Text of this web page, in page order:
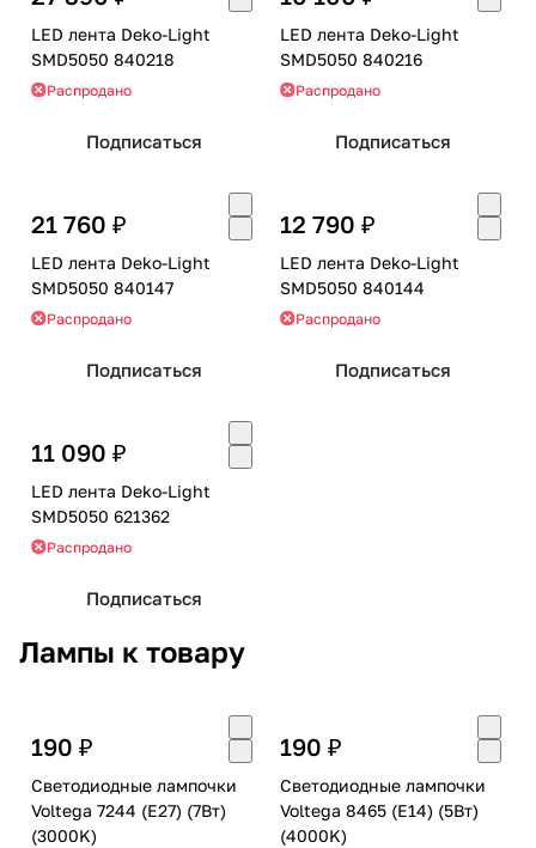
LED лента Deko-Light
SMD5050 840218
Распродано
Подписаться
LED лента Deko-Light
SMD5050 840216
Распродано
Подписаться
21 760 ₽
LED лента Deko-Light
SMD5050 840147
Распродано
Подписаться
12 790 ₽
LED лента Deko-Light
SMD5050 840144
Распродано
Подписаться
11 090 ₽
LED лента Deko-Light
SMD5050 621362
Распродано
Подписаться
Лампы к товару
190 ₽
Светодиодные лампочки
Voltega 7244 (E27) (7Вт)
(3000K)
190 ₽
Светодиодные лампочки
Voltega 8465 (E14) (5Вт)
(4000K)